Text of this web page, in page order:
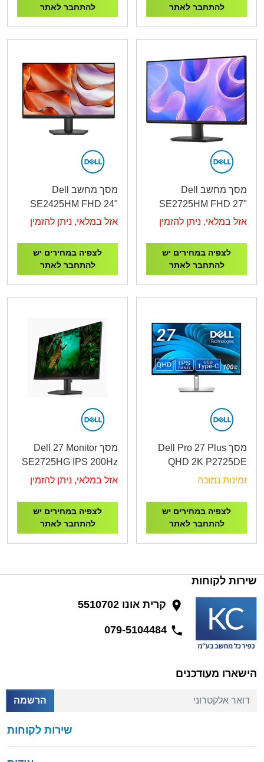
להתחבר לאתר
להתחבר לאתר
מסך מחשב Dell
SE2725HM FHD 27"
IPS VGA HDMI
אזל במלאי, ניתן להזמין
לצפיה במחירים יש
להתחבר לאתר
מסך מחשב Dell
SE2425HM FHD 24"
IPS VGA HDMI
אזל במלאי, ניתן להזמין
לצפיה במחירים יש
להתחבר לאתר
מסך Dell Pro 27 Plus
QHD 2K P2725DE
USB-C Hub HDMI, DP,
זמינות נמוכה
לצפיה במחירים יש
להתחבר לאתר
מסך Dell 27 Monitor
SE2725HG IPS 200Hz
GAMING
אזל במלאי, ניתן להזמין
לצפיה במחירים יש
להתחבר לאתר
שירות לקוחות
קרית אונו 5510702
הישארו מעודכנים
דואר אלקטרוני הרשמה
שירות לקוחות